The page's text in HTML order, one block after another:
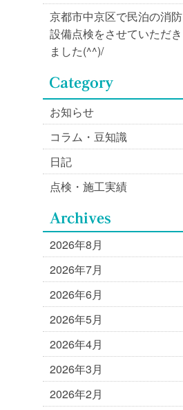
京都市中京区で民泊の消防
設備点検をさせていただき
ました(^^)/
お知らせ
コラム・豆知識
日記
点検・施工実績
2026年8月
2026年7月
2026年6月
2026年5月
2026年4月
2026年3月
2026年2月